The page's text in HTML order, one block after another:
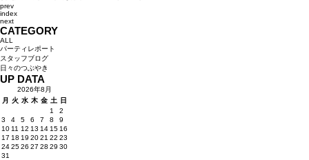
prev
index
next
CATEGORY
ALL
パーティレポート
スタッフブログ
日々のつぶやき
UP DATA
2026年8月
月
火 水 木 金 土 日
1
2
3
4 5 6 7 8
9
10 11 12 13 14 15 16
17 18 19 2021 22 23
242526 27 28 29 30
31